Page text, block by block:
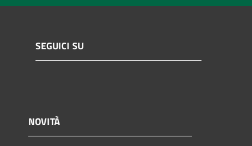
SEGUICI SU
NOVITÀ